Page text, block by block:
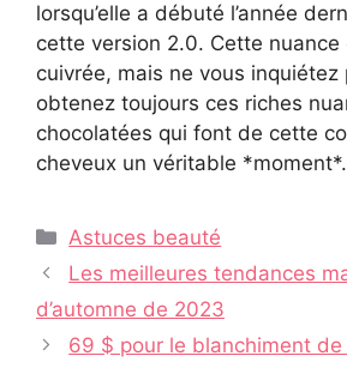
lorsqu’elle a débuté l’année
cette version 2.0. Cette nuance
cuivrée, mais ne vous inquiétez
obtenez toujours ces riches
chocolatées qui font de cette
cheveux un véritable *moment*.
Catégories
Astuces beauté
Navigation
des
Les meilleures tendances
d’automne de 2023
69 $ pour le blanchiment de